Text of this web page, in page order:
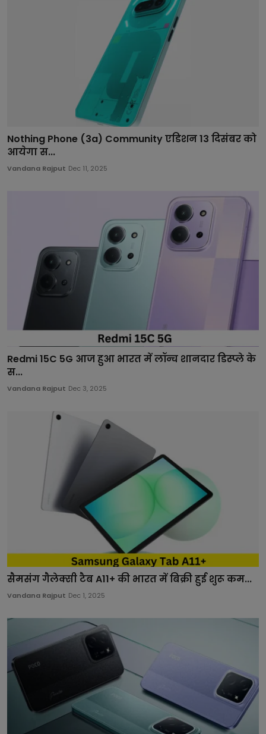
Nothing Phone (3a) Community एडिशन 13 दिसंबर को
आयेगा स...
Vandana Rajput Dec 11, 2025
Redmi 15C 5G आज हुआ भारत में लॉन्च शानदार डिस्प्ले के
स...
Vandana Rajput Dec 3, 2025
सैमसंग गैलेक्सी टैब A11+ की भारत में बिक्री हुई शुरू कम...
Vandana Rajput Dec 1, 2025